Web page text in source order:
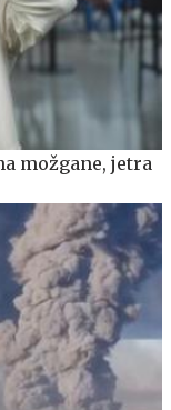
možgane, jetra